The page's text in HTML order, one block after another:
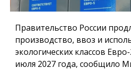
Правительство России
производство, ввоз и
экологических классов
июля 2027 года, сообщило